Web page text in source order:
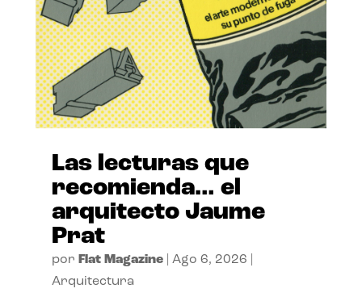
Las lecturas que
recomienda… el
arquitecto Jaume
Prat
por Flat Magazine| Ago 6, 2026
Arquitectura